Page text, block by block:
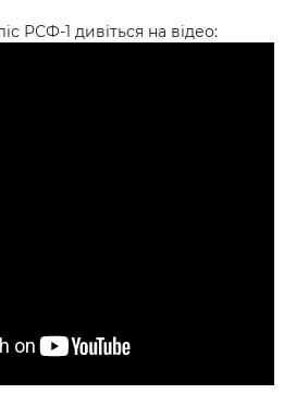
РСФ-1 дивіться на відео: